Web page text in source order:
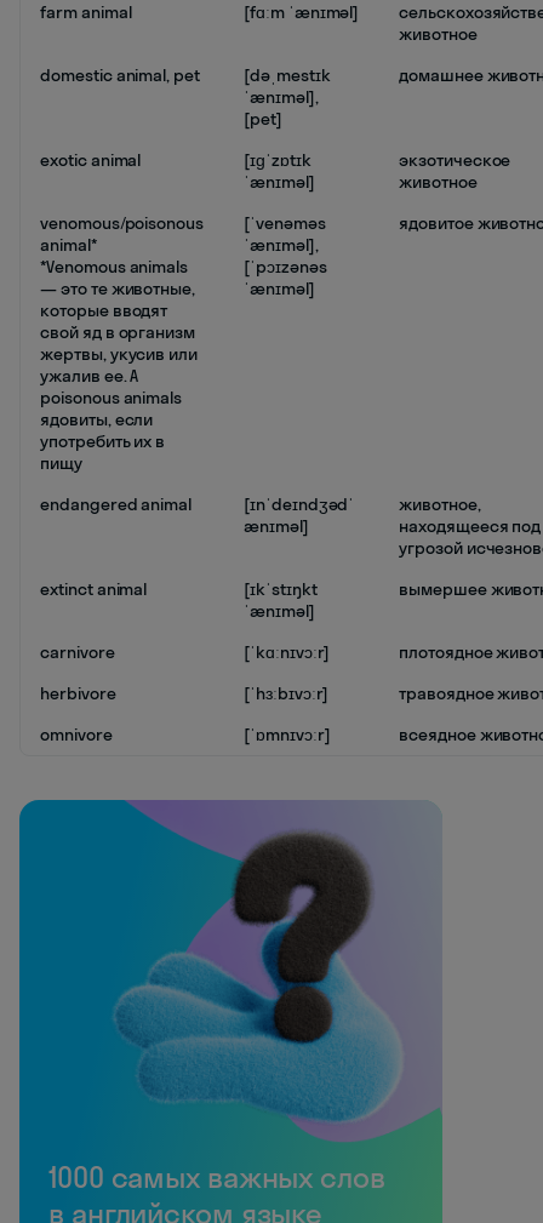
farm animal
[fɑːm ˈænɪməl]
животное
domestic animal, pet
[dəˌmestɪk
ˈænɪməl],
[pet]
домашнее
exotic animal
[ɪɡˈzɒtɪk
ˈænɪməl]
экзотическое
животное
venomous/poisonous
animal*
*Venomous animals
— это те животные,
которые вводят
свой яд в организм
жертвы, укусив или
ужалив ее. А
poisonous animals
ядовиты, если
употребить их в
пищу
[ˈvenəməs
ˈænɪməl],
[ˈpɔɪzənəs
ˈænɪməl]
ядовитое
endangered animal
[ɪnˈdeɪndʒədˈ
ænɪməl]
животное,
находящееся под
угрозой
extinct animal
[ɪkˈstɪŋkt
ˈænɪməl]
вымершее
carnivore [ˈkɑːnɪvɔːr]
плотоядное
herbivore
[ˈhɜːbɪvɔːr]
травоядное
omnivore
[ˈɒmnɪvɔːr] всеядное
1000 самых важных слов
в английском языке